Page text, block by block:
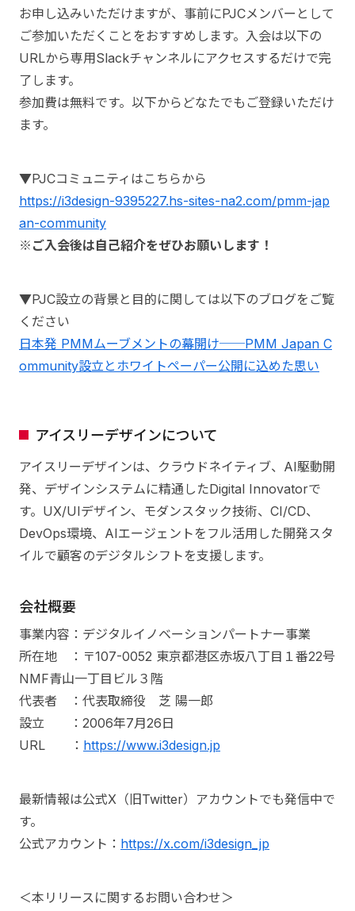
お申し込みいただけますが、事前にPJCメンバーとして
ご参加いただくことをおすすめします。入会は以下の
URLから専用Slackチャンネルにアクセスするだけで完
了します。
参加費は無料です。以下からどなたでもご登録いただけ
ます。
▼PJCコミュニティはこちらから
https://i3design-9395227.hs-sites-na2.com/pmm-jap
an-community
※ご入会後は自己紹介をぜひお願いします！
▼PJC設立の背景と目的に関しては以下のブログをご覧
ください
日本発 PMMムーブメントの幕開け──PMM Japan C
ommunity設立とホワイトペーパー公開に込めた思い
アイスリーデザインについて
アイスリーデザインは、クラウドネイティブ、AI駆動開
発、デザインシステムに精通したDigital Innovatorで
す。UX/UIデザイン、モダンスタック技術、CI/CD、
DevOps環境、AIエージェントをフル活用した開発スタ
イルで顧客のデジタルシフトを支援します。
会社概要
事業内容：デジタルイノベーションパートナー事業
所在地 ：〒107-0052 東京都港区赤坂八丁目１番22号
NMF青山一丁目ビル３階
代表者 ：代表取締役 芝 陽一郎
設立 ：2006年7月26日
URL ： https://www.i3design.jp
最新情報は公式X（旧Twitter）アカウントでも発信中で
す。
公式アカウント： https://x.com/i3design_jp
＜本リリースに関するお問い合わせ＞